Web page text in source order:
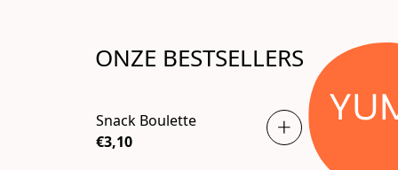
ONZE BESTSELLERS
Snack Boulette
€3,10